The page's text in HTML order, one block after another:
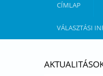
CÍMLAP
VÁLASZTÁSI